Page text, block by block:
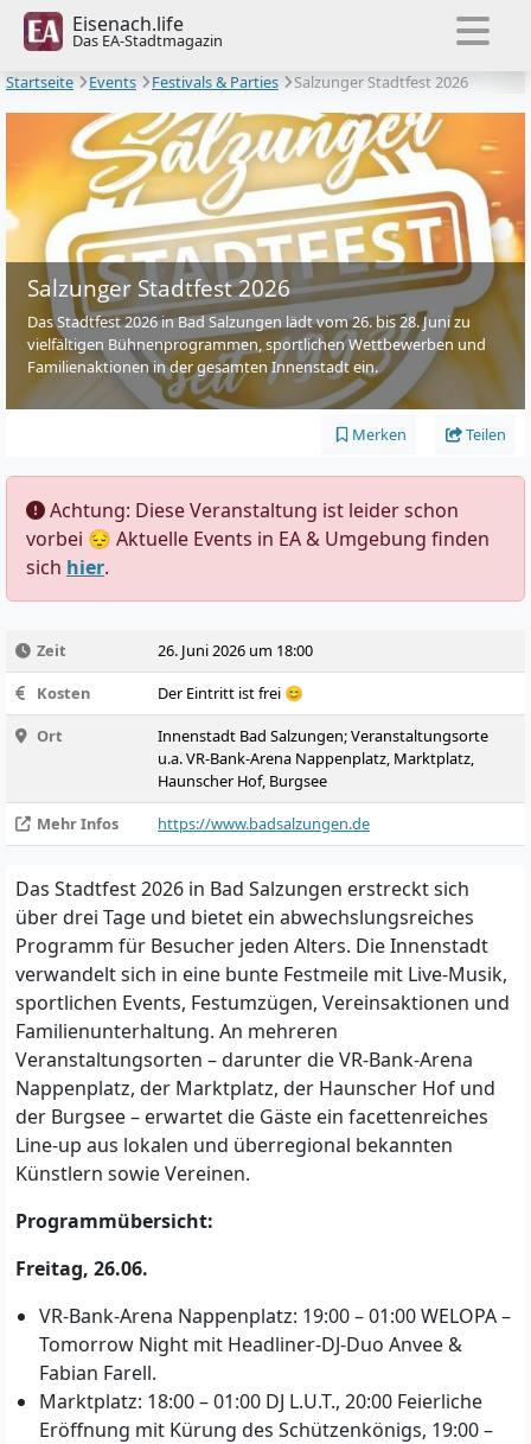
Eisenach.life
Das EA-Stadtmagazin
Startseite
Events Festivals & Parties Salzunger Stadtfest 2026
Salzunger Stadtfest 2026
Das Stadtfest 2026 in Bad Salzungen lädt vom 26. bis 28. Juni zu
vielfältigen Bühnenprogrammen, sportlichen Wettbewerben und
Familienaktionen in der gesamten Innenstadt ein.
Merken Teilen
️ Achtung: Diese Veranstaltung ist leider schon
vorbei 😔 Aktuelle Events in EA & Umgebung finden
sich hier.
Zeit
26. Juni 2026 um 18:00
Kosten
Der Eintritt ist frei 😊
Ort
Innenstadt Bad Salzungen; Veranstaltungsorte
u.a. VR-Bank-Arena Nappenplatz, Marktplatz,
Haunscher Hof, Burgsee
Mehr Infos
https://www.badsalzungen.de
Das Stadtfest 2026 in Bad Salzungen erstreckt sich
über drei Tage und bietet ein abwechslungsreiches
Programm für Besucher jeden Alters. Die Innenstadt
verwandelt sich in eine bunte Festmeile mit Live-Musik,
sportlichen Events, Festumzügen, Vereinsaktionen und
Familienunterhaltung. An mehreren
Veranstaltungsorten – darunter die VR-Bank-Arena
Nappenplatz, der Marktplatz, der Haunscher Hof und
der Burgsee – erwartet die Gäste ein facettenreiches
Line-up aus lokalen und überregional bekannten
Künstlern sowie Vereinen.
Programmübersicht:
Freitag, 26.06.
VR-Bank-Arena Nappenplatz: 19:00 – 01:00 WELOPA –
Tomorrow Night mit Headliner-DJ-Duo Anvee &
Fabian Farell.
Marktplatz: 18:00 – 01:00 DJ L.U.T., 20:00 Feierliche
Eröffnung mit Kürung des Schützenkönigs, 19:00 –